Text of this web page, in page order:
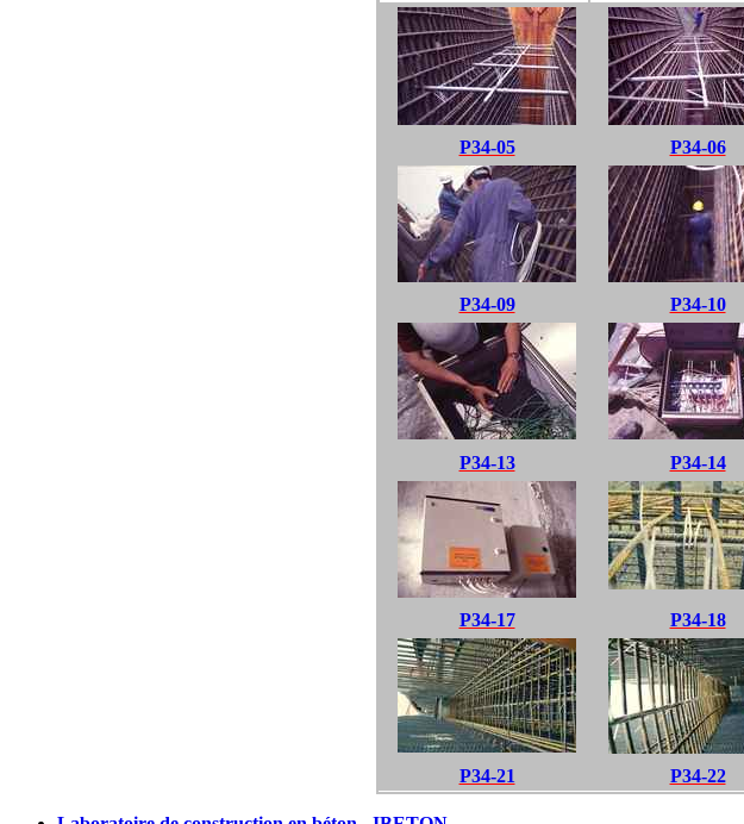
P34-05 P34-06
P34-09 P34-10
P34-13 P34-14
P34-17 P34-18
P34-21 P34-22